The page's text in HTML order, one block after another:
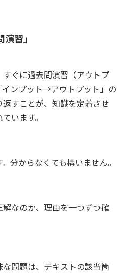
習」
ぐに過去問演習（アウトプ
インプット→アウトプット」の
すことが、知識を定着させ
います。
分からなくても構いません。
なのか、理由を一つずつ確
問題は、テキストの該当箇